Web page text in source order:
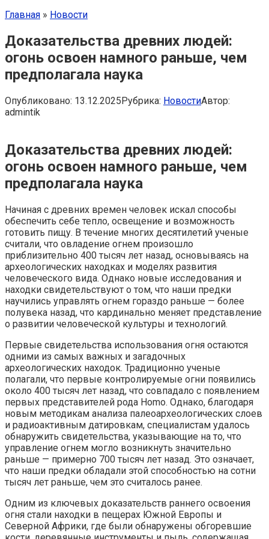
Главная » Новости
Доказательства древних людей:
огонь освоен намного раньше, чем
предполагала наука
Опубликовано: 13.12.2025Рубрика: НовостиАвтор:
admintik
Доказательства древних людей:
огонь освоен намного раньше, чем
предполагала наука
Начиная с древних времен человек искал способы
обеспечить себе тепло, освещение и возможность
готовить пищу. В течение многих десятилетий ученые
считали, что овладение огнем произошло
приблизительно 400 тысяч лет назад, основываясь на
археологических находках и моделях развития
человеческого вида. Однако новые исследования и
находки свидетельствуют о том, что наши предки
научились управлять огнем гораздо раньше — более
полувека назад, что кардинально меняет представление
о развитии человеческой культуры и технологий.
Первые свидетельства использования огня остаются
одними из самых важных и загадочных
археологических находок. Традиционно ученые
полагали, что первые контролируемые огни появились
около 400 тысяч лет назад, что совпадало с появлением
первых представителей рода Homo. Однако, благодаря
новым методикам анализа палеоархеологических слоев
и радиоактивным датировкам, специалистам удалось
обнаружить свидетельства, указывающие на то, что
управление огнем могло возникнуть значительно
раньше — примерно 700 тысяч лет назад. Это означает,
что наши предки обладали этой способностью на сотни
тысяч лет раньше, чем это считалось ранее.
Одним из ключевых доказательств раннего освоения
огня стали находки в пещерах Южной Европы и
Северной Африки, где были обнаружены обгоревшие